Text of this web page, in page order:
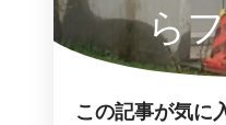
ら
この記事が気に